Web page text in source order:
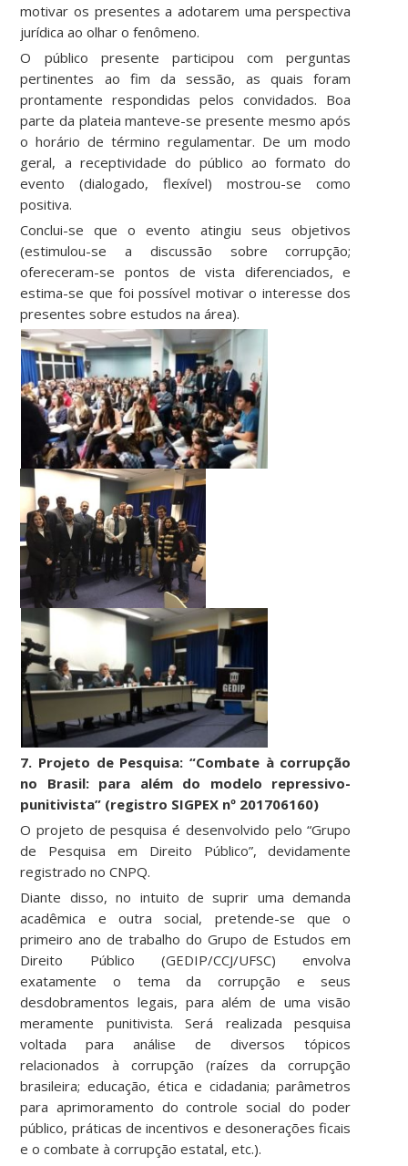
motivar os presentes a adotarem uma perspectiva
jurídica ao olhar o fenômeno.
O público presente participou com perguntas
pertinentes ao fim da sessão, as quais foram
prontamente respondidas pelos convidados. Boa
parte da plateia manteve-se presente mesmo após
o horário de término regulamentar. De um modo
geral, a receptividade do público ao formato do
evento (dialogado, flexível) mostrou-se como
positiva.
Conclui-se que o evento atingiu seus objetivos
(estimulou-se a discussão sobre corrupção;
ofereceram-se pontos de vista diferenciados, e
estima-se que foi possível motivar o interesse dos
presentes sobre estudos na área).
7. Projeto de Pesquisa: “Combate à corrupção
no Brasil: para além do modelo repressivo-
punitivista” (registro SIGPEX nº 201706160)
O projeto de pesquisa é desenvolvido pelo “Grupo
de Pesquisa em Direito Público”, devidamente
registrado no CNPQ.
Diante disso, no intuito de suprir uma demanda
acadêmica e outra social, pretende-se que o
primeiro ano de trabalho do Grupo de Estudos em
Direito Público (GEDIP/CCJ/UFSC) envolva
exatamente o tema da corrupção e seus
desdobramentos legais, para além de uma visão
meramente punitivista. Será realizada pesquisa
voltada para análise de diversos tópicos
relacionados à corrupção (raízes da corrupção
brasileira; educação, ética e cidadania; parâmetros
para aprimoramento do controle social do poder
público, práticas de incentivos e desonerações ficais
e o combate à corrupção estatal, etc.).